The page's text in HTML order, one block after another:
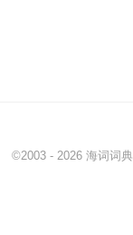
©2003 - 2026 海词词典